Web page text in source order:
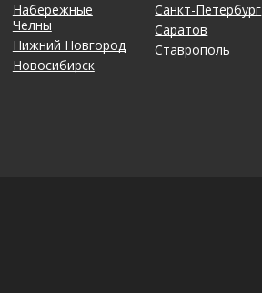
Набережные
Челны
Нижний Новгород
Новосибирск
Санкт-Петербург
Саратов
Ставрополь